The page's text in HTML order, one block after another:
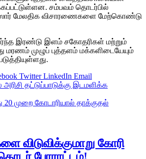
சம்பவம் தொடர்பில்
மேலதிக விசாரணைகளை மேற்கொண்டு
இரண்டு இளம் சகோதரிகள் மற்றும்
முழுப் புத்தளம் மக்களிடையேயும்
Twitter LinkedIn Email
அரிசி தட்டுப்பாடுக்கு இடமளிக்க
20 முறை கோடாரியால் தாக்குதல்
விடுவிக்குமாறு கோரி